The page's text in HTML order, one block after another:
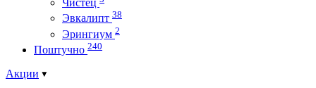
Чистец
Эвкалипт 38
Эрингиум 2
Поштучно 240
Акции